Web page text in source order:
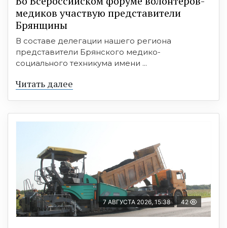
медиков участвую представители
Брянщины
В составе делегации нашего региона
представители Брянского медико-
социального техникума имени ...
Читать далее
7 АВГУСТА 2026, 15:38 42